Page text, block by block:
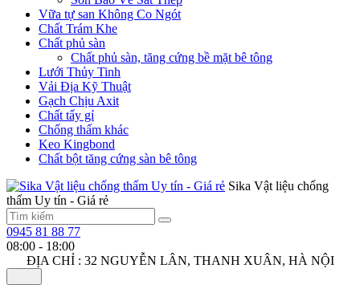
Vữa tự san Không Co Ngót
Chất Trám Khe
Chất phủ sàn
Chất phủ sàn, tăng cứng bề mặt bê tông
Lưới Thủy Tinh
Vải Địa Kỹ Thuật
Gạch Chịu Axit
Chất tẩy gỉ
Chống thấm khác
Keo Kingbond
Chất bột tăng cứng sàn bê tông
Sika Vật liệu chống
thấm Uy tín - Giá rẻ
0945 81 88 77
08:00 - 18:00
ĐỊA CHỈ : 32 NGUYỄN LÂN, THANH XUÂN, HÀ NỘI